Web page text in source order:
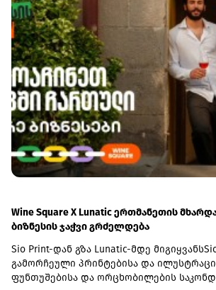
Wine Square X Lunatic ერთმანეთის
ბიზნესის ჯაჭვი გრძელდება
Sio Print-დან გზა Lunatic-მდე
გამორჩეული პრინტებისა და
ფუნთუშებისა და ორცხობილების